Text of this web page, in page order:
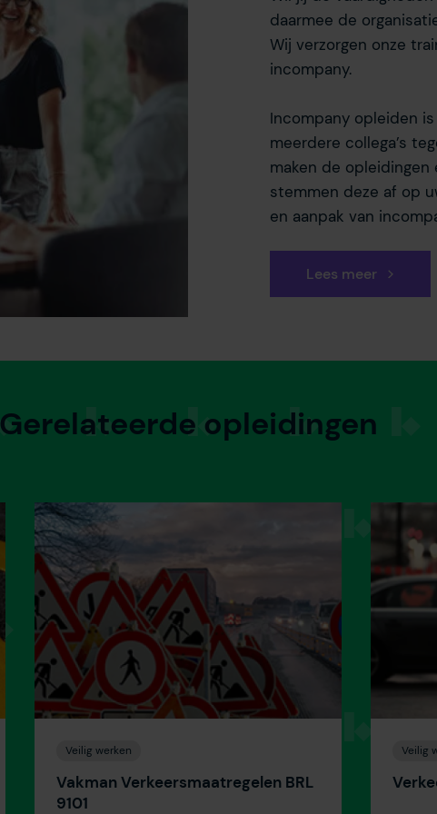
daarmee de
Wij verzorgen onze
incompany.
Incompany opleiden
meerdere collega’s
maken de
stemmen deze af op
en aanpak van
Lees meer
Gerelateerde opleidingen
Veilig werken
Vakman Verkeersmaatregelen BRL
9101
Veilig